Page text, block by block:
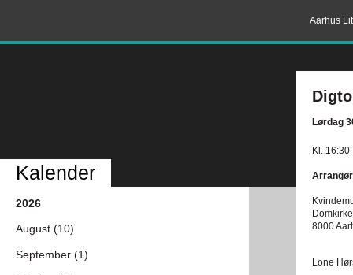
Aarhus
Lørdag
Kl. 16:30
8000
Lone
Kalender
2026
August (10)
September (1)